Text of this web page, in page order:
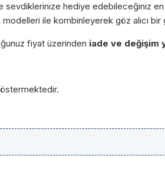
hediye edebileceğiniz
ile kombinleyerek göz alıcı
fiyat üzerinden iade ve değişim